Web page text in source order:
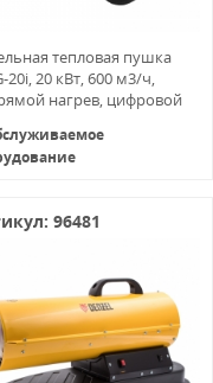
тепловая пушка
20i, 20 кВт, 600 м3/ч,
нагрев, цифровой
96481